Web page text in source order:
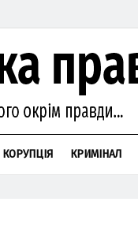
КОРУПЦІЯ КРИМІНАЛ